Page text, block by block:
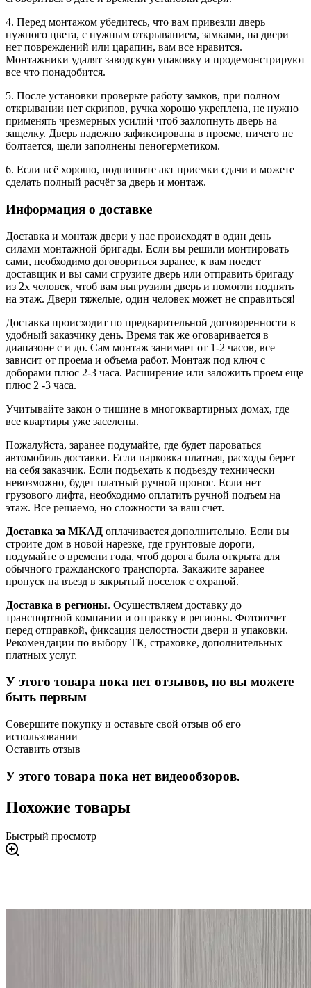
4. Перед монтажом убедитесь, что вам привезли дверь
нужного цвета, с нужным открыванием, замками, на двери
нет повреждений или царапин, вам все нравится.
Монтажники удалят заводскую упаковку и продемонстрируют
все что понадобится.
5. После установки проверьте работу замков, при полном
открывании нет скрипов, ручка хорошо укреплена, не нужно
применять чрезмерных усилий чтоб захлопнуть дверь на
защелку. Дверь надежно зафиксирована в проеме, ничего не
болтается, щели заполнены пеногерметиком.
6. Если всё хорошо, подпишите акт приемки сдачи и можете
сделать полный расчёт за дверь и монтаж.
Информация о доставке
Доставка и монтаж двери у нас происходят в один день
силами монтажной бригады. Если вы решили монтировать
сами, необходимо договориться заранее, к вам поедет
доставщик и вы сами сгрузите дверь или отправить бригаду
из 2х человек, чтоб вам выгрузили дверь и помогли поднять
на этаж. Двери тяжелые, один человек может не справиться!
Доставка происходит по предварительной договоренности в
удобный заказчику день. Время так же оговаривается в
диапазоне с и до. Сам монтаж занимает от 1-2 часов, все
зависит от проема и объема работ. Монтаж под ключ с
доборами плюс 2-3 часа. Расширение или заложить проем еще
плюс 2 -3 часа.
Учитывайте закон о тишине в многоквартирных домах, где
все квартиры уже заселены.
Пожалуйста, заранее подумайте, где будет пароваться
автомобиль доставки. Если парковка платная, расходы берет
на себя заказчик. Если подъехать к подъезду технически
невозможно, будет платный ручной пронос. Если нет
грузового лифта, необходимо оплатить ручной подъем на
этаж. Все решаемо, но сложности за ваш счет.
Доставка за МКАД оплачивается дополнительно. Если вы
строите дом в новой нарезке, где грунтовые дороги,
подумайте о времени года, чтоб дорога была открыта для
обычного гражданского транспорта. Закажите заранее
пропуск на въезд в закрытый поселок с охраной.
Доставка в регионы. Осуществляем доставку до
транспортной компании и отправку в регионы. Фотоотчет
перед отправкой, фиксация целостности двери и упаковки.
Рекомендации по выбору ТК, страховке, дополнительных
платных услуг.
У этого товара пока нет отзывов, но вы можете
быть первым
Совершите покупку и оставьте свой отзыв об его
использовании
Оставить отзыв
У этого товара пока нет видеообзоров.
Похожие товары
Быстрый просмотр